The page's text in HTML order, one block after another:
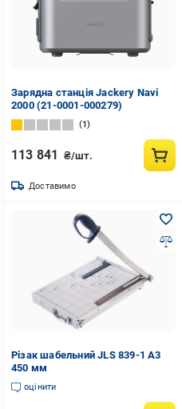
Зарядна станція Jackery Navi
2000 (21-0001-000279)
1
113 841 ₴/шт.
Доставимо
Різак шабельний JLS 839-1 А3
450 мм
оцінити